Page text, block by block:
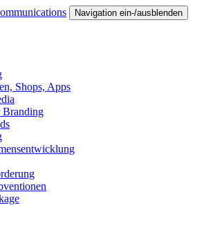
Navigation ein-/ausblenden
Shops, Apps
Branding